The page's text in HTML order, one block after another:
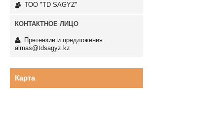
ТОО "TD SAGYZ"
Претензии и предложения:
almas@tdsagyz.kz
Карта